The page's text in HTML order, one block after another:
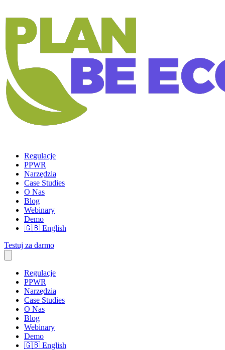
Regulacje
PPWR
Narzędzia
Case Studies
O Nas
Blog
Webinary
Demo
🇬🇧 English
Testuj za darmo
Regulacje
PPWR
Narzędzia
Case Studies
O Nas
Blog
Webinary
Demo
🇬🇧 English